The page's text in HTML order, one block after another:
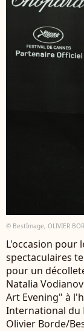
© BestImage, OLIVIER
L'occasion pour
spectaculaires
pour un
Natalia
Art Evening" à
International du
Olivier Borde/